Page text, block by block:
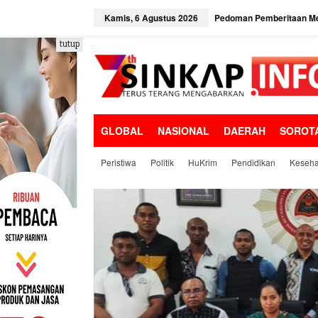
e
k
o
n
t
e
n
Kamis, 6 Agustus 2026 Pedoman Pemberitaan
GLOBAL NASIONAL DAERAH
Peristiwa Politik HuKrim Pendidikan
tutup